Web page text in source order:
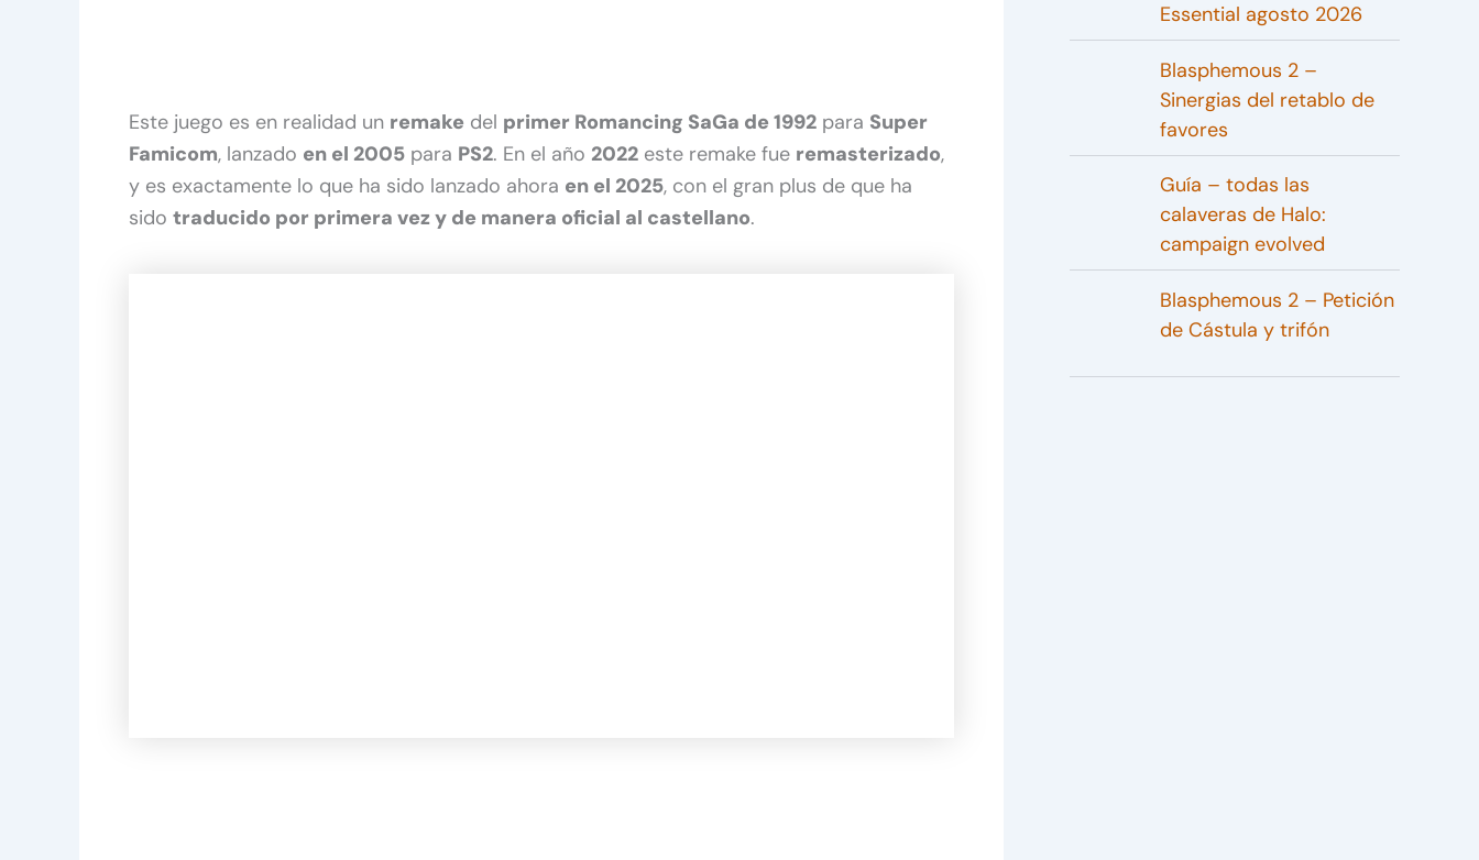
Este juego es en realidad un remake del primer Romancing SaGa de 1992 para Super
Famicom, lanzado en el 2005 para PS2. En el año 2022 este remake fue remasterizado,
y es exactamente lo que ha sido lanzado ahora en el 2025, con el gran plus de que ha
sido traducido por primera vez y de manera oficial al castellano.
Essential agosto 2026
Blasphemous 2 –
Sinergias del retablo de
favores
Guía – todas las
calaveras de Halo:
campaign evolved
Blasphemous 2 – Petición
de Cástula y trifón